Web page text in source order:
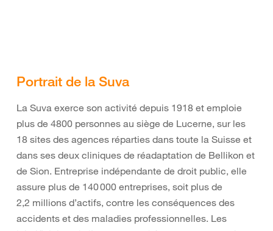
Portrait de la Suva
La Suva exerce son activité depuis 1918 et emploie
plus de 4800 personnes au siège de Lucerne, sur les
18 sites des agences réparties dans toute la Suisse et
dans ses deux cliniques de réadaptation de Bellikon et
de Sion. Entreprise indépendante de droit public, elle
assure plus de 140 000 entreprises, soit plus de
2,2 millions d’actifs, contre les conséquences des
accidents et des maladies professionnelles. Les